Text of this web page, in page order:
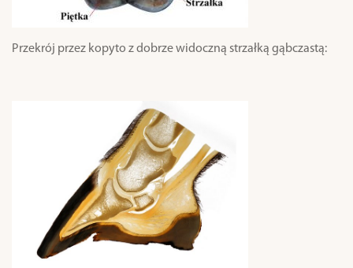
Przekrój przez kopyto z dobrze widoczną strzałką gąbczastą: